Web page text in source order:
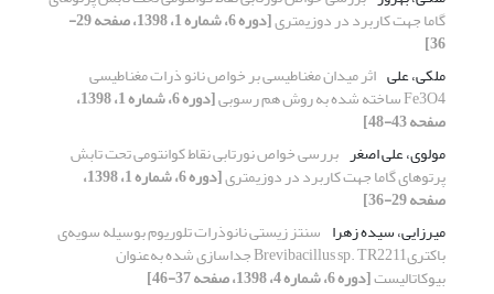
گاما جهت کاربرد در دوزیمتری [دوره 6، شماره 1، 1398، صفحه 29-
36]
ملکی، علی اثر میدان مغناطیسی بر خواص نانو ذرات مغناطیسی
Fe3O4 ساخته شده به روش هم رسوبی [دوره 6، شماره 1، 1398،
صفحه 43-48]
مولوی، علی اصغر بررسی خواص نورتابی نقاط کوانتومی تحت تابش
پرتوهای گاما جهت کاربرد در دوزیمتری [دوره 6، شماره 1، 1398،
صفحه 29-36]
میرزایی، سیده زهرا سنتز زیستی نانوذرات تلوریوم بوسیله سویه‌ی
باکتریBrevibacillus sp. TR2211 جداسازی شده به‌عنوان
بیوکاتالیست[دوره 6، شماره 4، 1398، صفحه 37-46]